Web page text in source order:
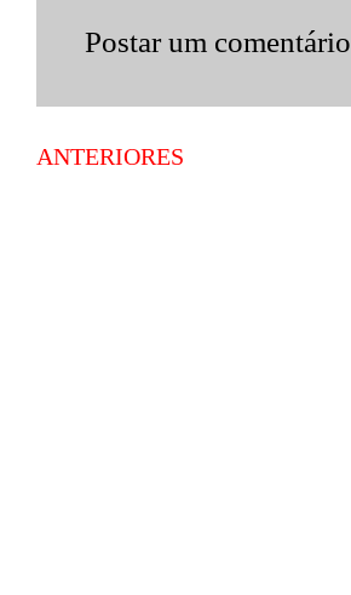
Postar um comentário
ANTERIORES